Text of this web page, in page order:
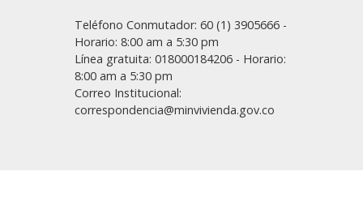
Teléfono Conmutador: 60 (1) 3905666 -
Horario: 8:00 am a 5:30 pm
Línea gratuita: 018000184206 - Horario:
8:00 am a 5:30 pm
Correo Institucional:
correspondencia@minvivienda.gov.co​